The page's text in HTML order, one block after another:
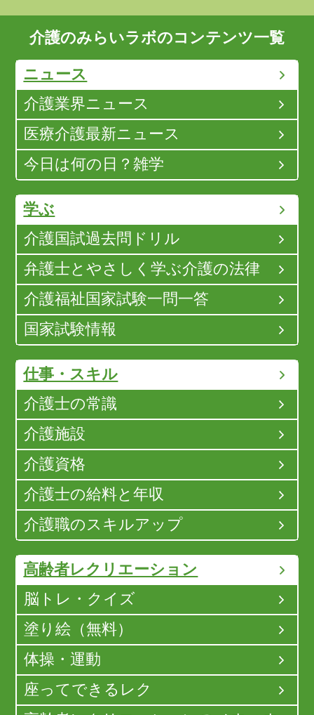
介護のみらいラボのコンテンツ一覧
ニュース
介護業界ニュース
医療介護最新ニュース
今日は何の日？雑学
学ぶ
介護国試過去問ドリル
弁護士とやさしく学ぶ介護の法律
介護福祉国家試験一問一答
国家試験情報
仕事・スキル
介護士の常識
介護施設
介護資格
介護士の給料と年収
介護職のスキルアップ
高齢者レクリエーション
脳トレ・クイズ
塗り絵（無料）
体操・運動
座ってできるレク